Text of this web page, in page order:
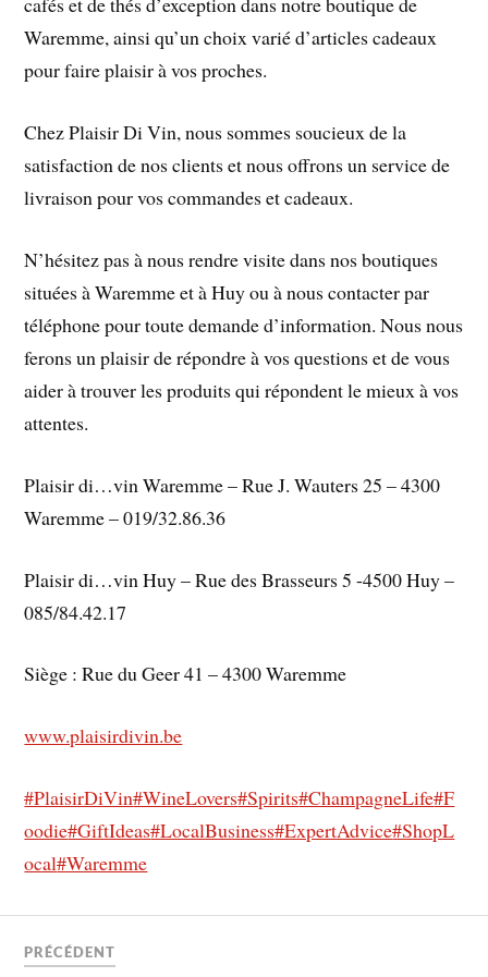
Waremme, ainsi qu’un choix varié d’articles cadeaux
pour faire plaisir à vos proches.
Chez Plaisir Di Vin, nous sommes soucieux de la
satisfaction de nos clients et nous offrons un service de
livraison pour vos commandes et cadeaux.
N’hésitez pas à nous rendre visite dans nos boutiques
situées à Waremme et à Huy ou à nous contacter par
téléphone pour toute demande d’information. Nous nous
ferons un plaisir de répondre à vos questions et de vous
aider à trouver les produits qui répondent le mieux à vos
attentes.
Plaisir di…vin Waremme – Rue J. Wauters 25 – 4300
Waremme – 019/32.86.36
Plaisir di…vin Huy – Rue des Brasseurs 5 -4500 Huy –
085/84.42.17
Siège : Rue du Geer 41 – 4300 Waremme
www.plaisirdivin.be
#PlaisirDiVin#WineLovers#Spirits#ChampagneLife#F
oodie#GiftIdeas#LocalBusiness#ExpertAdvice#ShopL
ocal#Waremme
PRÉCÉDENT